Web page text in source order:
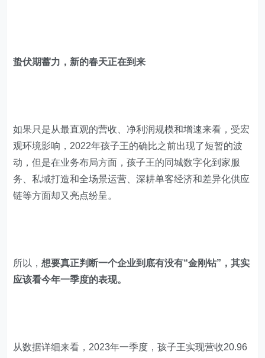
蛰伏期蓄力，新的春天正在到来
如果只是从最直观的营收、净利润规模和增速来看，受宏
观环境影响，2022年孩子王的确比之前出现了短暂的波
动，但是在业务布局方面，孩子王的同城数字化到家服
务、私域打造和全场景运营、深耕单客经济和差异化供应
链等方面却又亮点纷呈。
所以，想要真正判断一个企业到底有没有“金刚钻”，其实
应该看今年一季度的表现。
从数据详细来看，2023年一季度，孩子王实现营收20.96